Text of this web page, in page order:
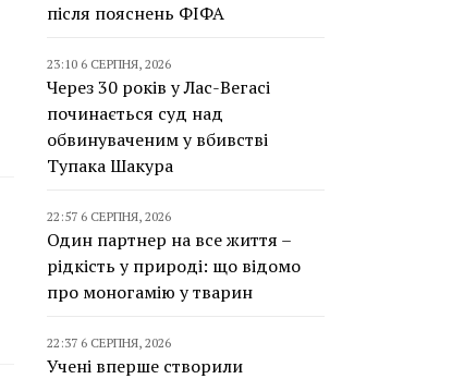
після пояснень ФІФА
23:10 6 СЕРПНЯ, 2026
Через 30 років у Лас-Вегасі
починається суд над
обвинуваченим у вбивстві
Тупака Шакура
22:57 6 СЕРПНЯ, 2026
Один партнер на все життя –
рідкість у природі: що відомо
про моногамію у тварин
22:37 6 СЕРПНЯ, 2026
Учені вперше створили